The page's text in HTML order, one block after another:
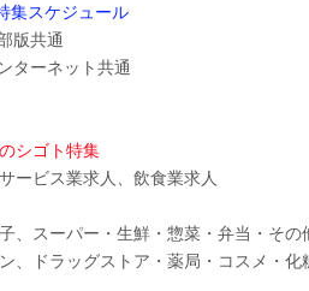
集スケジュール
版共通
ターネット共通
シゴト特集
ービス業求人、飲食業求人
、スーパー・生鮮・惣菜・弁当・その
、ドラッグストア・薬局・コスメ・